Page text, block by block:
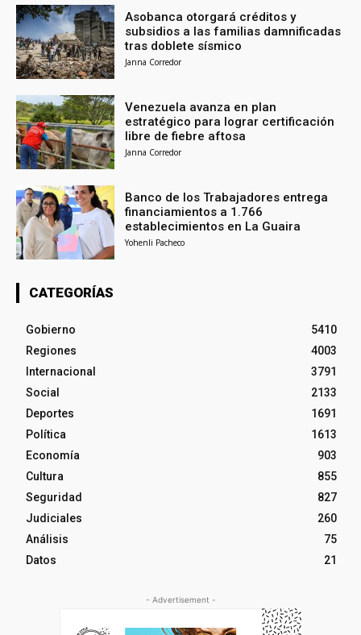
Asobanca otorgará créditos y
subsidios a las familias damnificadas
tras doblete sísmico
Janna Corredor
Venezuela avanza en plan
estratégico para lograr certificación
libre de fiebre aftosa
Janna Corredor
Banco de los Trabajadores entrega
financiamientos a 1.766
establecimientos en La Guaira
Yohenli Pacheco
CATEGORÍAS
Gobierno
5410
Regiones
4003
Internacional
3791
Social
2133
Deportes
1691
Política
1613
Economía
903
Cultura
855
Seguridad
827
Judiciales
260
Análisis
75
Datos
21
- Advertisement -